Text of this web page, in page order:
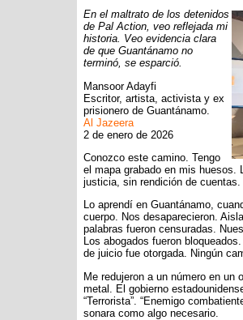
En el maltrato de los detenidos
de Pal Action, veo reflejada mi
historia. Veo evidencia clara
de que Guantánamo no
terminó, se esparció.
Mansoor Adayfi
Escritor, artista, activista y ex
prisionero de Guantánamo.
Al Jazeera
2 de enero de 2026
Conozco este camino. Tengo
el mapa grabado en mis
justicia, sin rendición de cuentas.
Lo aprendí en Guantánamo,
cuerpo. Nos desaparecieron.
palabras fueron censuradas.
Los abogados fueron
de juicio fue otorgada. Ningún
Me redujeron a un número en un
metal. El gobierno
“Terrorista”. “Enemigo
sonara como algo necesario.